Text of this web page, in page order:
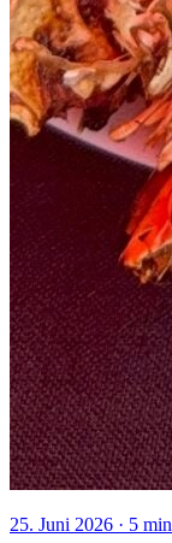
25. Juni 2026 · 5 min